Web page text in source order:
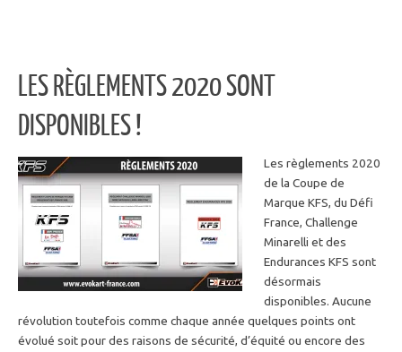
LES RÈGLEMENTS 2020 SONT
DISPONIBLES !
Les règlements 2020
de la Coupe de
Marque KFS, du Défi
France, Challenge
Minarelli et des
Endurances KFS sont
désormais
disponibles. Aucune
révolution toutefois comme chaque année quelques points ont
évolué soit pour des raisons de sécurité, d’équité ou encore des